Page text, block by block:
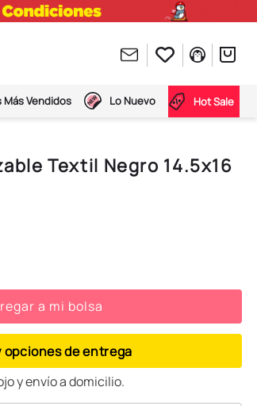
Más Vendidos Lo Nuevo Hot Sale
Textil Negro 14.5x16
a mi bolsa
de entrega
y envío a domicilio.